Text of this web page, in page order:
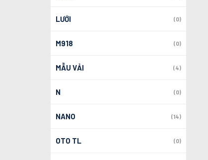
LƯỚI (0)
M918 (0)
MẪU VẢI (4)
N (0)
NANO (14)
OTO TL (0)